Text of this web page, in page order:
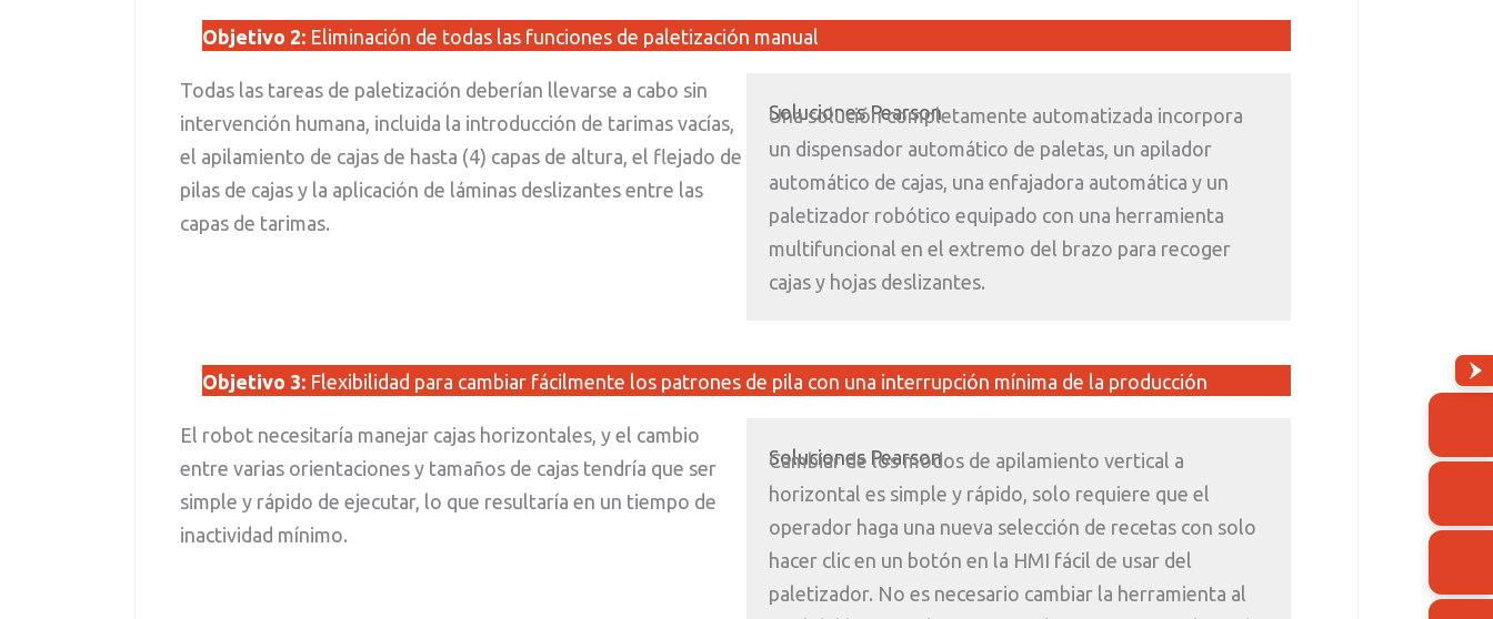
Objetivo 2: Eliminación de todas las funciones de paletización manual
Todas las tareas de paletización deberían llevarse a cabo sin
intervención humana, incluida la introducción de tarimas vacías,
el apilamiento de cajas de hasta (4) capas de altura, el flejado de
pilas de cajas y la aplicación de láminas deslizantes entre las
capas de tarimas.
Soluciones Pearson
Una solución completamente automatizada incorpora
un dispensador automático de paletas, un apilador
automático de cajas, una enfajadora automática y un
paletizador robótico equipado con una herramienta
multifuncional en el extremo del brazo para recoger
cajas y hojas deslizantes.
Objetivo 3: Flexibilidad para cambiar fácilmente los patrones de pila con una interrupción mínima de la producción
El robot necesitaría manejar cajas horizontales, y el cambio
entre varias orientaciones y tamaños de cajas tendría que ser
simple y rápido de ejecutar, lo que resultaría en un tiempo de
inactividad mínimo.
Soluciones Pearson
Cambiar de los modos de apilamiento vertical a
horizontal es simple y rápido, solo requiere que el
operador haga una nueva selección de recetas con solo
hacer clic en un botón en la HMI fácil de usar del
paletizador. No es necesario cambiar la herramienta al